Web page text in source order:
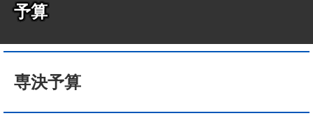
予算
専決予算